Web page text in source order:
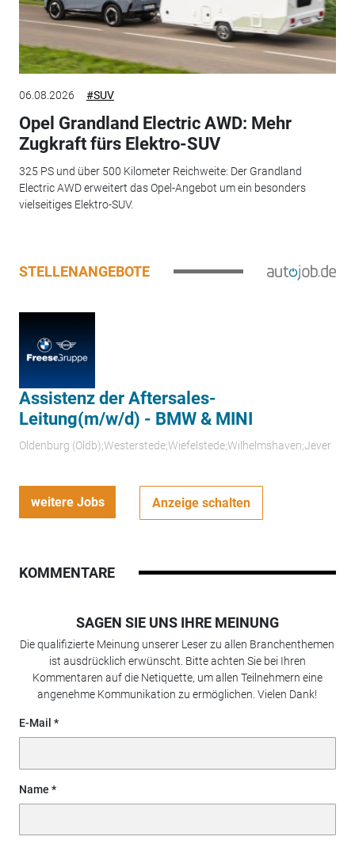
06.08.2026 #SUV
Opel Grandland Electric AWD: Mehr
Zugkraft fürs Elektro-SUV
325 PS und über 500 Kilometer Reichweite: Der Grandland
Electric AWD erweitert das Opel-Angebot um ein besonders
vielseitiges Elektro-SUV.
STELLENANGEBOTE
Assistenz der Aftersales-
Leitung(m/w/d) - BMW & MINI
Oldenburg (Oldb);Westerstede;Wiefelstede;Wilhelmshaven;Jever
weitere Jobs Anzeige schalten
KOMMENTARE
SAGEN SIE UNS IHRE MEINUNG
Die qualifizierte Meinung unserer Leser zu allen Branchenthemen
ist ausdrücklich erwünscht. Bitte achten Sie bei Ihren
Kommentaren auf die Netiquette, um allen Teilnehmern eine
angenehme Kommunikation zu ermöglichen. Vielen Dank!
E-Mail
Name